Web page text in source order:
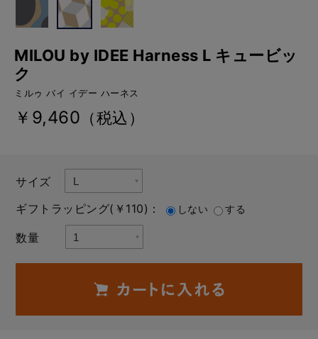
MILOU by IDEE Harness L キュービッ
ク
ミルゥ バイ イデー ハーネス
￥9,460 （税込）
サイズ
ギフトラッピング(￥110)：
しない する
数量